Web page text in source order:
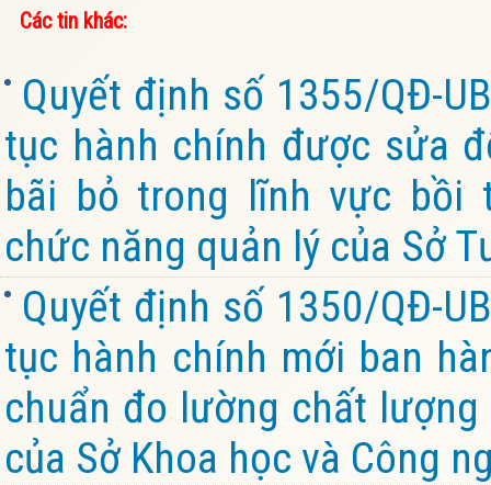
Các tin khác:
Quyết định số 1355/QĐ-
tục hành chính được sửa
bãi bỏ trong lĩnh vực bồi
chức năng quản lý của Sở
Quyết định số 1350/QĐ-
tục hành chính mới ban
chuẩn đo lường chất
của Sở Khoa học và Công